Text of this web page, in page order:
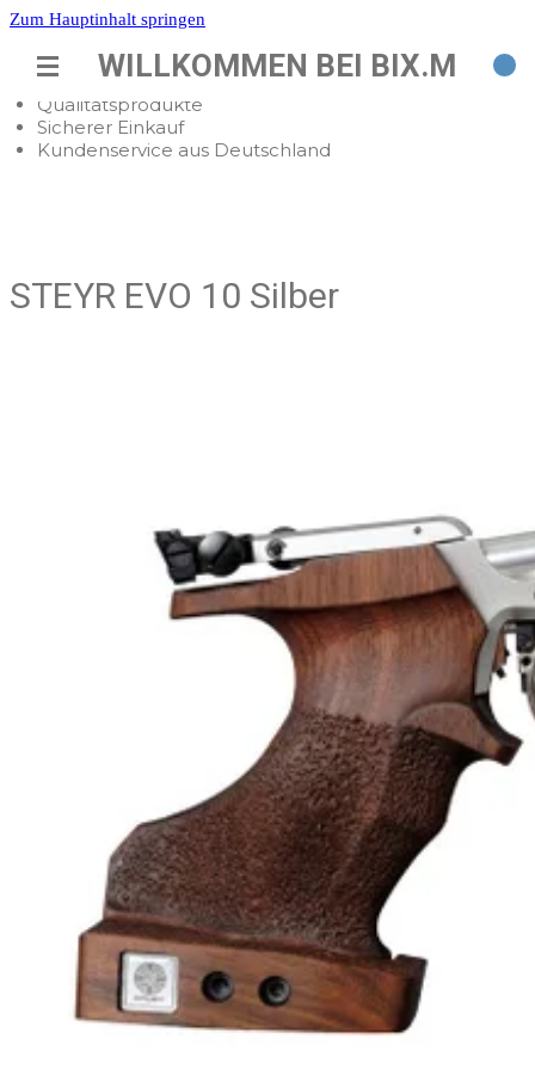
Zum Hauptinhalt springen
WILLKOMMEN BEI BIX.M
Schneller Versand
Beste Preise
Qualitätsprodukte
Sicherer Einkauf
Kundenservice aus Deutschland
STEYR EVO 10 Silber